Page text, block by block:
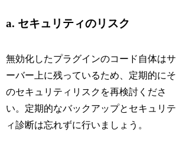
a. セキュリティのリスク
無効化したプラグインのコード自体はサ
ーバー上に残っているため、定期的にそ
のセキュリティリスクを再検討くださ
い。定期的なバックアップとセキュリテ
ィ診断は忘れずに行いましょう。